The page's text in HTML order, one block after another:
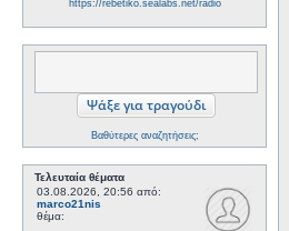
https://rebetiko.sealabs.net/radio
Βαθύτερες αναζητήσεις;
Τελευταία θέματα
03.08.2026, 20:56 από:
marco21nis
θέμα: